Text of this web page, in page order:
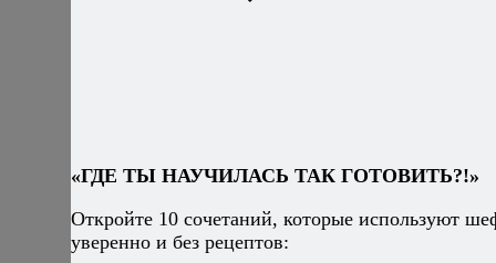
«ГДЕ ТЫ НАУЧИЛАСЬ ТАК ГОТОВИТЬ?!»
Откройте 10 сочетаний, которые используют
уверенно и без рецептов: